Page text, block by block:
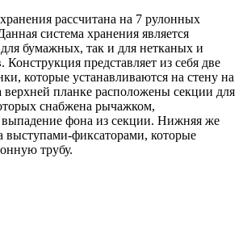
рассчитана на 7 рулонных
система хранения является
бумажных, так и для нетканых и
представляет из себя две
которые устанавливаются на стену на
планке расположены секции для
снабжена рычажком,
фона из секции. Нижняя же
выступами-фиксаторами, которые
трубу.